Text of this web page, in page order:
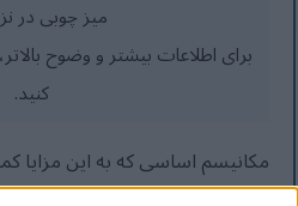
میز چوبی در
برای اطلاعات بیشتر و وضوح
کنید.